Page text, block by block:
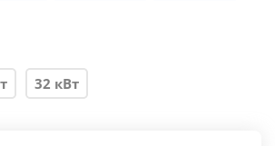
32 кВт